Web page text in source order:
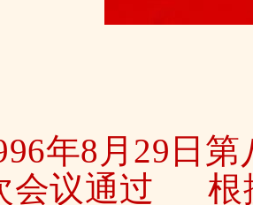
年8月29日
会议通过 根